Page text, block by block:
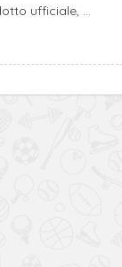
ufficiale, ...